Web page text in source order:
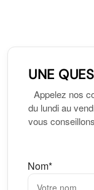
UNE
Appelez nos
du lundi au
vous
Nom*